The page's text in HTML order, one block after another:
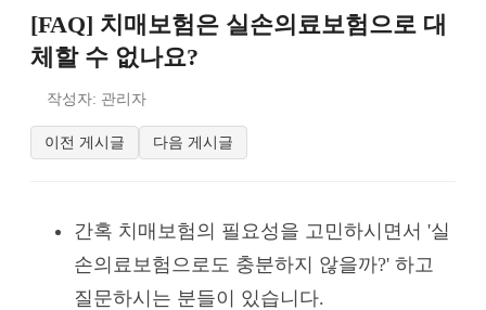
[FAQ] 치매보험은 실손의료보험으로 대
체할 수 없나요?
작성자: 관리자
이전 게시글 다음 게시글
간혹 치매보험의 필요성을 고민하시면서 '실
손의료보험으로도 충분하지 않을까?' 하고
질문하시는 분들이 있습니다.